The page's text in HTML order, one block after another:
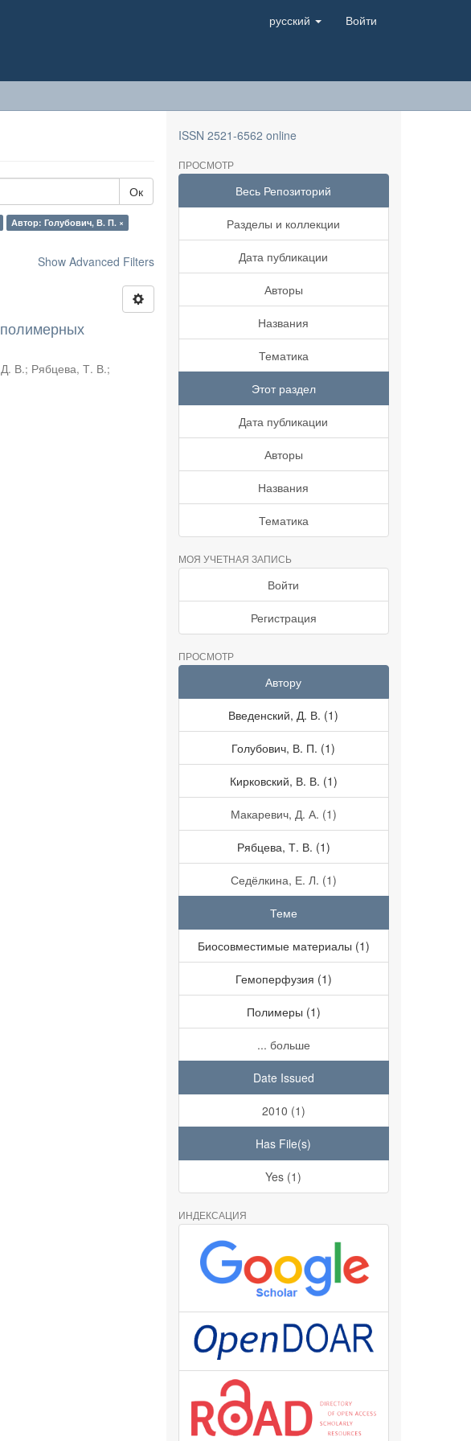
русский Войти
Ок
Автор: Голубович, В. П. ×
Show Advanced Filters
В.; Рябцева, Т. В.;
ISSN 2521-6562 online
ПРОСМОТР
Весь Репозиторий
Разделы и коллекции
Дата публикации
Авторы
Названия
Тематика
Этот раздел
Дата публикации
Авторы
Названия
Тематика
МОЯ УЧЕТНАЯ ЗАПИСЬ
Войти
Регистрация
ПРОСМОТР
Автору
Введенский, Д. В. (1)
Голубович, В. П. (1)
Кирковский, В. В. (1)
Макаревич, Д. А. (1)
Рябцева, Т. В. (1)
Седёлкина, Е. Л. (1)
Теме
Биосовместимые материалы (1)
Гемоперфузия (1)
Полимеры (1)
... больше
Date Issued
2010 (1)
Has File(s)
Yes (1)
ИНДЕКСАЦИЯ